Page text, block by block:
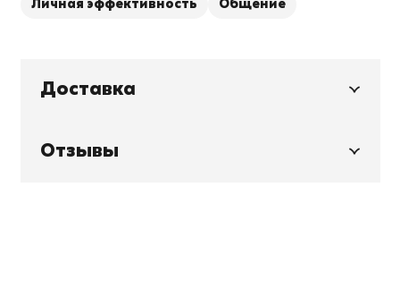
Личная эффективность
Общение
Доставка
Отзывы